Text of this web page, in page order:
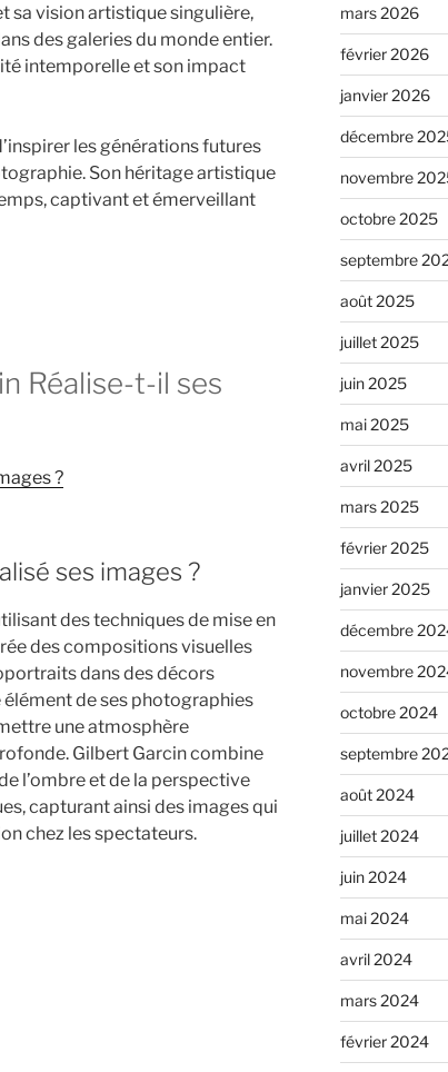
sa vision artistique singulière,
des galeries du monde entier.
intemporelle et son impact
les générations futures
Son héritage artistique
captivant et émerveillant
Réalise-t-il ses
?
ses images ?
des techniques de mise en
des compositions visuelles
dans des décors
de ses photographies
une atmosphère
Gilbert Garcin combine
l’ombre et de la perspective
capturant ainsi des images qui
chez les spectateurs.
mars 2026
février 2026
janvier 2026
décembre
novembre
octobre 2025
septembre
août 2025
juillet 2025
juin 2025
mai 2025
avril 2025
mars 2025
février 2025
janvier 2025
décembre
novembre
octobre 2024
septembre
août 2024
juillet 2024
juin 2024
mai 2024
avril 2024
mars 2024
février 2024